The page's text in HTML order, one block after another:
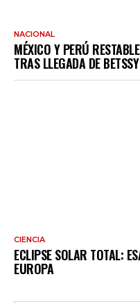
NACIONAL
MÉXICO Y PERÚ
TRAS LLEGADA DE
CIENCIA
ECLIPSE SOLAR TOTAL:
EUROPA